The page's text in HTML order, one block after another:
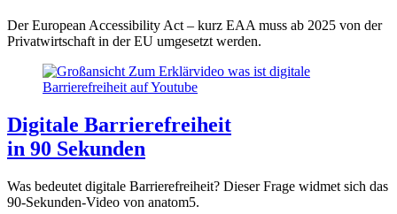
Der European Accessibility Act – kurz EAA muss ab 2025 von der
Privatwirtschaft in der EU umgesetzt werden.
Digitale Barrierefreiheit
in 90 Sekunden
Was bedeutet digitale Barrierefreiheit? Dieser Frage widmet sich das
90-Sekunden-Video von anatom5.